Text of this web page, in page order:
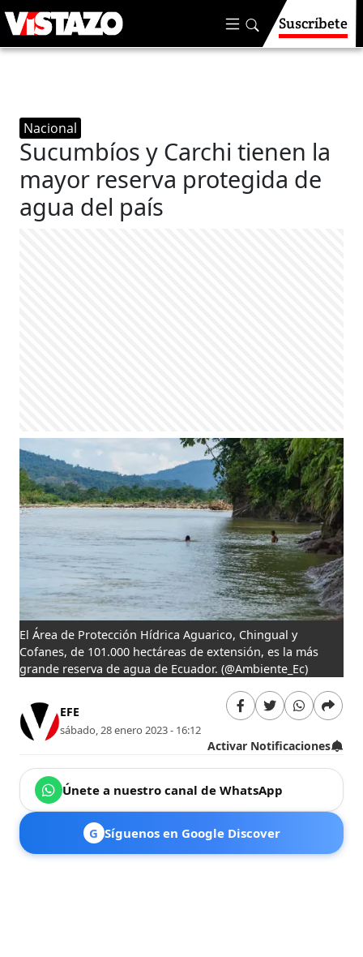
Suscríbete
Nacional
Sucumbíos y Carchi tienen la
mayor reserva protegida de
agua del país
El Área de Protección Hídrica Aguarico, Chingual y
Cofanes, de 101.000 hectáreas de extensión, es la más
grande reserva de agua de Ecuador. (@Ambiente_Ec)
EFE
sábado, 28 enero 2023 - 16:12
Activar Notificaciones
Únete a nuestro canal de WhatsApp
G Síguenos en Google Discover